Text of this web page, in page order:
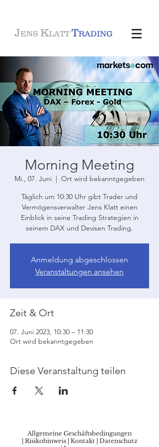
JENS KLATT TRADING
Morning Meeting
Mi., 07. Juni
  |
Ort wird bekanntgegeben
Täglich um 10:30 Uhr gibt Trader und
Vermögensverwalter Jens Klatt einen
Einblick in seine Trading Strategien in
seinem DAX und Devisen Trading.
Anmeldung abgeschlossen
Veranstaltungen ansehen
Zeit & Ort
07. Juni 2023, 10:30 – 11:30
Ort wird bekanntgegeben
Diese Veranstaltung teilen
Allgemeine Geschäftsbedingungen
| Risikohinweis| Kontakt | Datenschutz